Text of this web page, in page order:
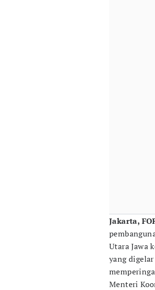
Jakarta,
Utara Jawa
yang
Menteri